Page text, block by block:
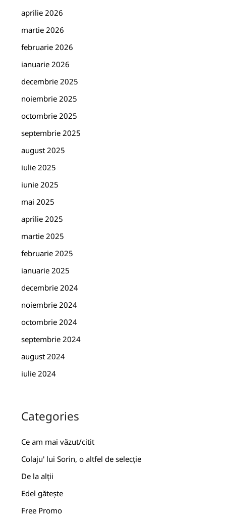
aprilie 2026
martie 2026
februarie 2026
ianuarie 2026
decembrie 2025
noiembrie 2025
octombrie 2025
septembrie 2025
august 2025
iulie 2025
iunie 2025
mai 2025
aprilie 2025
martie 2025
februarie 2025
ianuarie 2025
decembrie 2024
noiembrie 2024
octombrie 2024
septembrie 2024
august 2024
iulie 2024
Categories
Ce am mai văzut/citit
Colaju' lui Sorin, o altfel de selecție
De la alții
Edel gătește
Free Promo